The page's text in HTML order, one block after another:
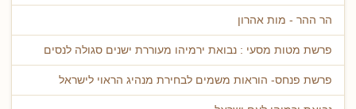
הר ההר - מות אהרון
פרשת מטות מסעי : נבואת ירמיהו מעוררת ישנים סגולה לנסים
פרשת פנחס- הוראות משמים לבחירת מנהיג הראוי לישראל